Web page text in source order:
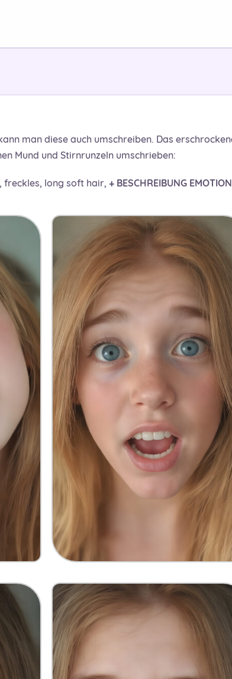
man diese auch umschreiben. Das
Mund und Stirnrunzeln umschrieben:
long soft hair, + BESCHREIBUNG EMOTION